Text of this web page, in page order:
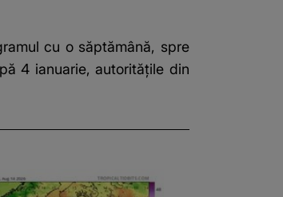
cu o săptămână, spre
4 ianuarie, autoritățile din